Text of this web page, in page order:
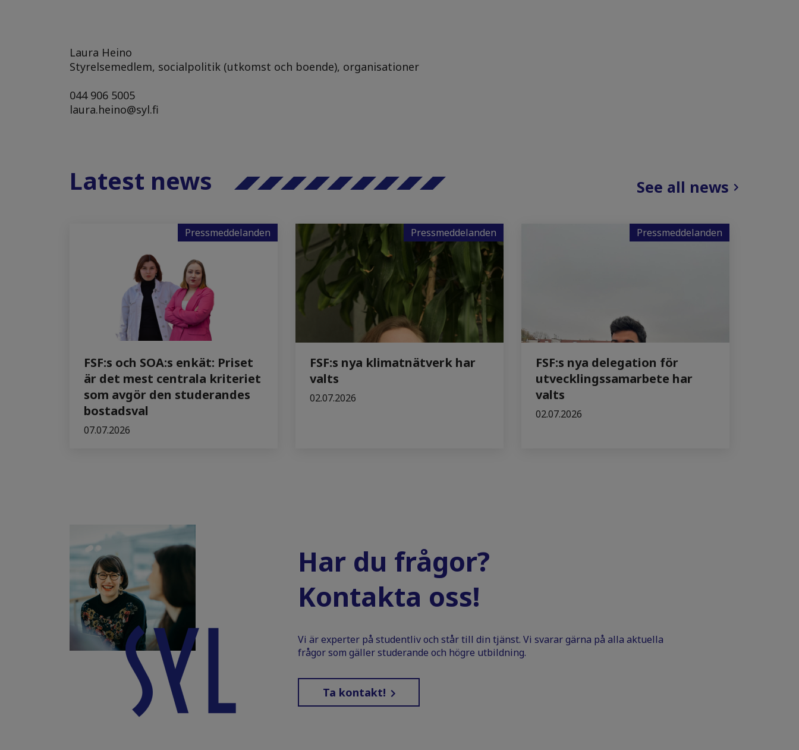
Laura Heino
Styrelsemedlem, socialpolitik (utkomst och boende), organisationer
044 906 5005
laura.heino@syl.fi
Latest news See all news
Pressmeddelanden
FSF:s och SOA:s enkät: Priset
är det mest centrala kriteriet
som avgör den studerandes
bostadsval
07.07.2026
Pressmeddelanden
FSF:s nya klimatnätverk har
valts
02.07.2026
Pressmeddelanden
FSF:s nya delegation för
utvecklingssamarbete har
valts
02.07.2026
Har du frågor?
Kontakta oss!
Vi är experter på studentliv och står till din tjänst. Vi svarar gärna på alla aktuella
frågor som gäller studerande och högre utbildning.
Ta kontakt!